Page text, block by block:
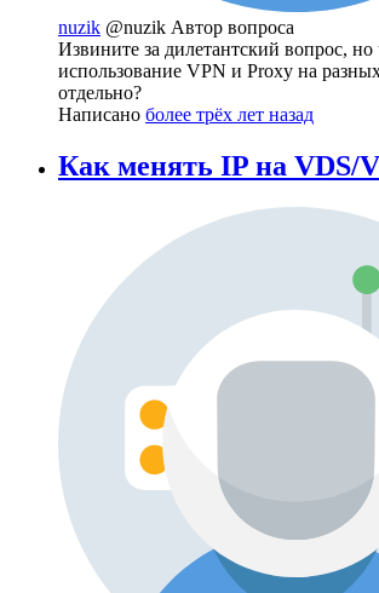
nuzik @nuzik Автор вопроса
Извините за дилетантский вопрос, но
использование VPN и Proxy на
отдельно?
Написано более трёх лет назад
Как менять IP на VDS/